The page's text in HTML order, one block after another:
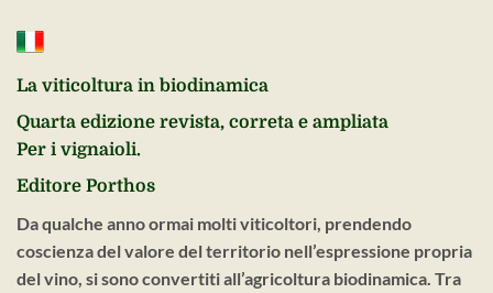
La viticoltura in biodinamica
Quarta edizione revista, correta e ampliata
Per i vignaioli.
Editore Porthos
Da qualche anno ormai molti viticoltori, prendendo
coscienza del valore del territorio nell’espressione propria
del vino, si sono convertiti all’agricoltura biodinamica. Tra